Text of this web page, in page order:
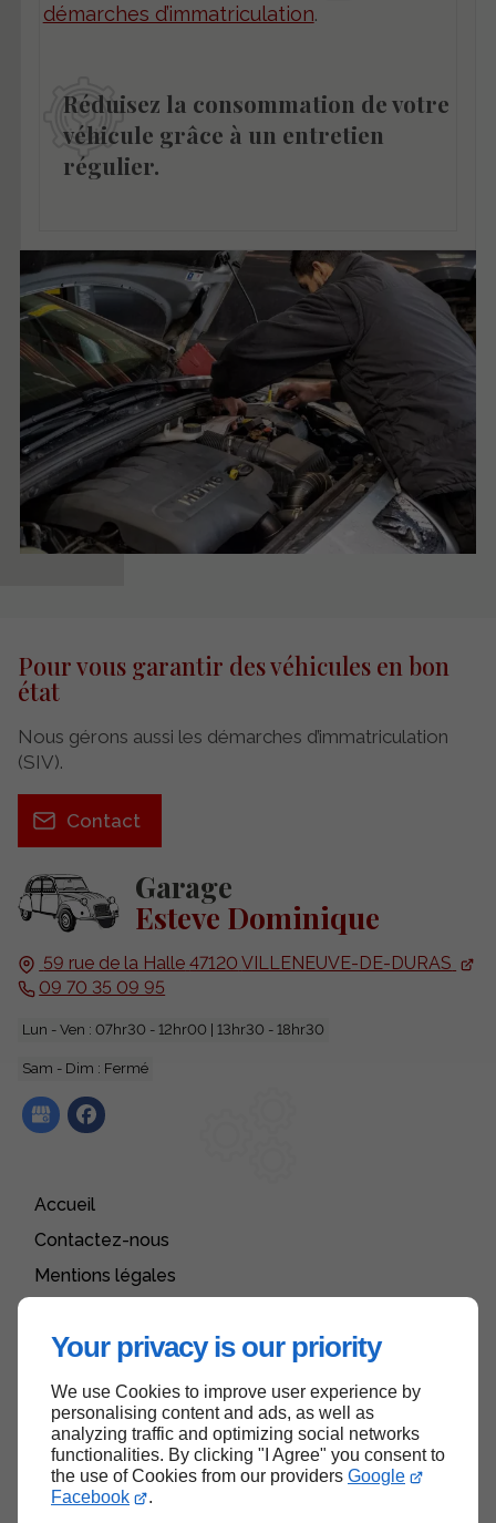
Your privacy is our priority
We use Cookies to improve user experience by
personalising content and ads, as well as
analyzing traffic and optimizing social networks
functionalities. By clicking "I Agree" you consent to
the use of Cookies from our providers Google
Facebook
.
démarches d’immatriculation.
Réduisez la consommation de votre
véhicule grâce à un entretien
régulier.
Garage
Esteve Dominique
59 rue de la Halle 47120 VILLENEUVE-DE-DURAS
09 70 35 09 95
Lun - Ven : 07hr30 - 12hr00 | 13hr30 - 18hr30
Sam - Dim : Fermé
Accueil
Contactez-nous
Mentions légales
Pour vous garantir des véhicules en bon
état
Nous gérons aussi les démarches d’immatriculation
(SIV).
Contact
Haut de page